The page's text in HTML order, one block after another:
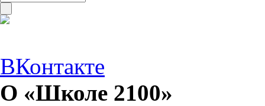
ВКонтакте
О «Школе 2100»